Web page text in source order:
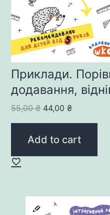
Приклади.
додавання,
55,00₴ Original
price
was:
44,00₴Current
price
is:
Add to cart